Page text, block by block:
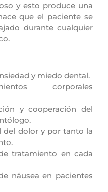
y esto produce una
que el paciente se
durante cualquier
y miedo dental.
corporales
y cooperación del
del dolor y por tanto la
tratamiento en cada
náusea en pacientes